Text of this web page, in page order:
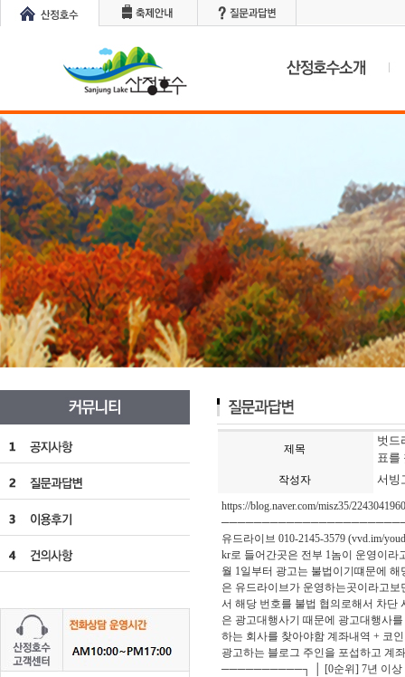
제목
벗드
표를
작성자 서빙
https://blog.naver.com/misz35/
유드라이브 010-2145-3579 (vvd.im/
kr로 들어간곳은 전부 1놈이 운영이
월 1일부터 광고는 불법이기떄문에
은 유드라이브가 운영하는곳이라고
서 해당 번호를 불법 협의로해서 차
은 광고대행사기 때문에 광고대행사
하는 회사를 찾아야함 계좌내역 + 코
광고하는 블로그 주인을 포섭하고
──────────┐ │ [0순위] 7년 이상